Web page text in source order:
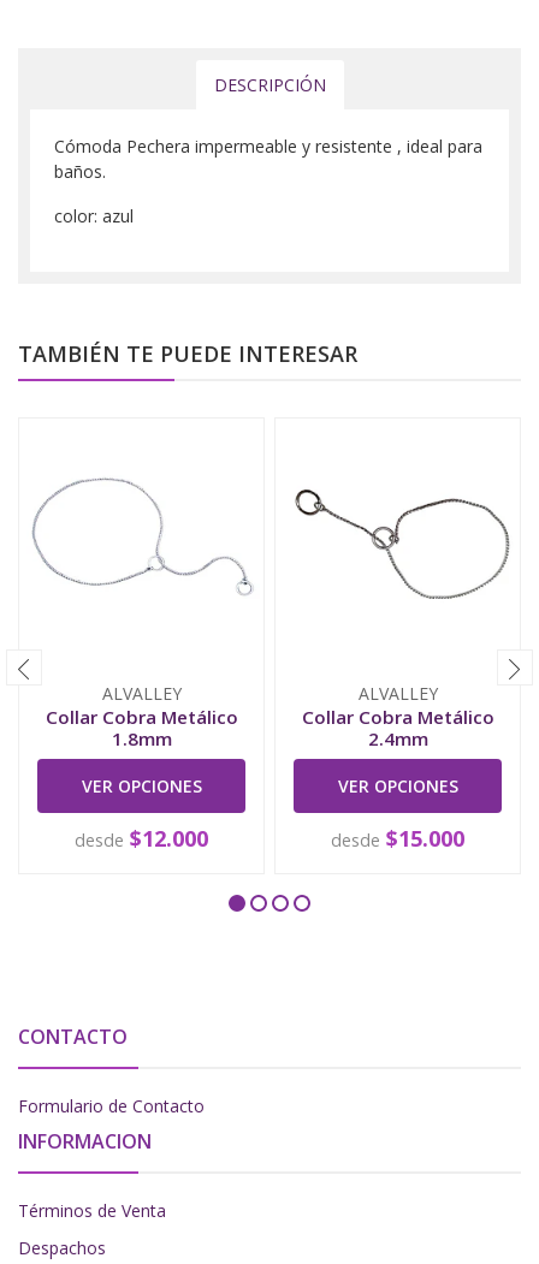
DESCRIPCIÓN
Cómoda Pechera impermeable y resistente , ideal para
baños.
color: azul
TAMBIÉN TE PUEDE INTERESAR
ALVALLEY
Collar Cobra Metálico
1.8mm
VER OPCIONES
desde $12.000
ALVALLEY
Collar Cobra Metálico
2.4mm
VER OPCIONES
desde $15.000
CONTACTO
Formulario de Contacto
INFORMACION
Términos de Venta
Despachos